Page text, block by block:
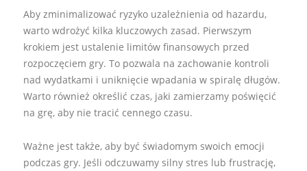
Aby zminimalizować ryzyko uzależnienia od hazardu,
warto wdrożyć kilka kluczowych zasad. Pierwszym
krokiem jest ustalenie limitów finansowych przed
rozpoczęciem gry. To pozwala na zachowanie kontroli
nad wydatkami i uniknięcie wpadania w spiralę długów.
Warto również określić czas, jaki zamierzamy poświęcić
na grę, aby nie tracić cennego czasu.
Ważne jest także, aby być świadomym swoich emocji
podczas gry. Jeśli odczuwamy silny stres lub frustrację,